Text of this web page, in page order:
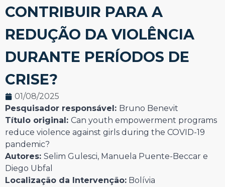
CONTRIBUIR PARA A
REDUÇÃO DA VIOLÊNCIA
DURANTE PERÍODOS DE
CRISE?
01/08/2025
Pesquisador responsável: Bruno Benevit
Título original: Can youth empowerment programs
reduce violence against girls during the COVID-19
pandemic?
Autores: Selim Gulesci, Manuela Puente-Beccar e
Diego Ubfal
Localização da Intervenção: Bolívia